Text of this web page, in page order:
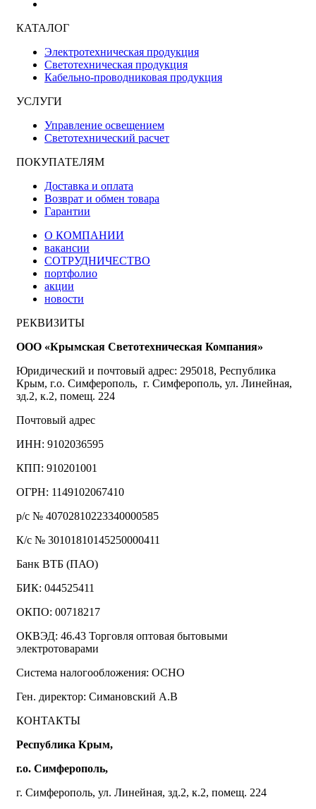
КАТАЛОГ
Электротехническая продукция
Светотехническая продукция
Кабельно-проводниковая продукция
УСЛУГИ
Управление освещением
Светотехнический расчет
ПОКУПАТЕЛЯМ
Доставка и оплата
Возврат и обмен товара
Гарантии
О КОМПАНИИ
вакансии
СОТРУДНИЧЕСТВО
портфолио
акции
новости
РЕКВИЗИТЫ
ООО «Крымская Светотехническая Компания»
Юридический и почтовый адрес: 295018, Республика
Крым, г.о. Симферополь, г. Симферополь, ул. Линейная,
зд.2, к.2, помещ. 224
Почтовый адрес
ИНН: 9102036595
КПП: 910201001
ОГРН: 1149102067410
р/с № 40702810223340000585
К/с № 30101810145250000411
Банк ВТБ (ПАО)
БИК: 044525411
ОКПО: 00718217
ОКВЭД: 46.43 Торговля оптовая бытовыми
электротоварами
Система налогообложения: ОСНО
Ген. директор: Симановский А.В
КОНТАКТЫ
Республика Крым,
г.о. Симферополь,
г. Симферополь, ул. Линейная, зд.2, к.2, помещ. 224